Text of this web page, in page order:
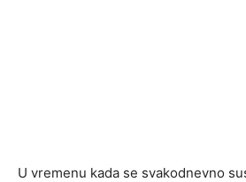
U vremenu kada se svakodnevno